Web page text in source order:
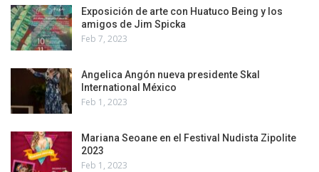
Exposición de arte con Huatuco Being y los
amigos de Jim Spicka
Feb 7, 2023
Angelica Angón nueva presidente Skal
International México
Feb 1, 2023
Mariana Seoane en el Festival Nudista Zipolite
2023
Feb 1, 2023